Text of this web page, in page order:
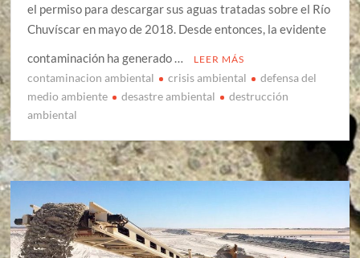
el permiso para descargar sus aguas tratadas sobre el Río
Chuvíscar en mayo de 2018. Desde entonces, la evidente
contaminación ha generado …
LEER MÁS
contaminacion ambiental crisis ambiental
defensa del
medio ambiente
desastre ambiental
destrucción
ambiental